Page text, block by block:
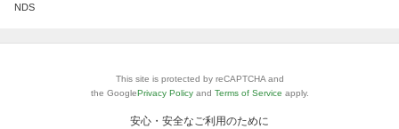
NDS
This site is protected by reCAPTCHA and
the GooglePrivacy Policy and Terms of Service apply.
安心・安全なご利用のために